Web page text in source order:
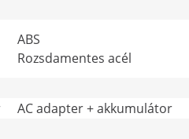
ABS
Rozsdamentes acél
AC adapter + akkumulátor